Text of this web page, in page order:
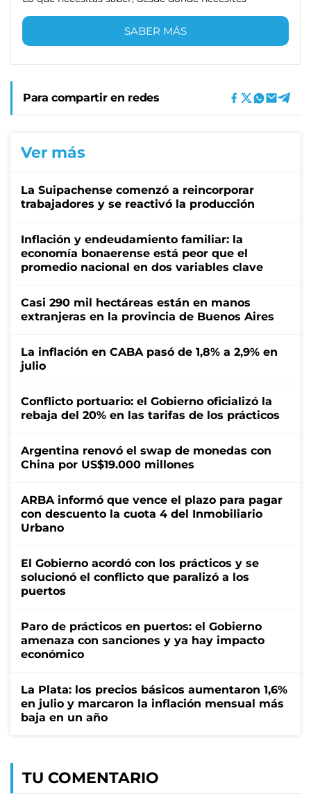
SABER MÁS
Para compartir en redes
Ver más
La Suipachense comenzó a reincorporar
trabajadores y se reactivó la producción
Inflación y endeudamiento familiar: la
economía bonaerense está peor que el
promedio nacional en dos variables clave
Casi 290 mil hectáreas están en manos
extranjeras en la provincia de Buenos Aires
La inflación en CABA pasó de 1,8% a 2,9% en
julio
Conflicto portuario: el Gobierno oficializó la
rebaja del 20% en las tarifas de los prácticos
Argentina renovó el swap de monedas con
China por US$19.000 millones
ARBA informó que vence el plazo para pagar
con descuento la cuota 4 del Inmobiliario
Urbano
El Gobierno acordó con los prácticos y se
solucionó el conflicto que paralizó a los
puertos
Paro de prácticos en puertos: el Gobierno
amenaza con sanciones y ya hay impacto
económico
La Plata: los precios básicos aumentaron 1,6%
en julio y marcaron la inflación mensual más
baja en un año
TU COMENTARIO